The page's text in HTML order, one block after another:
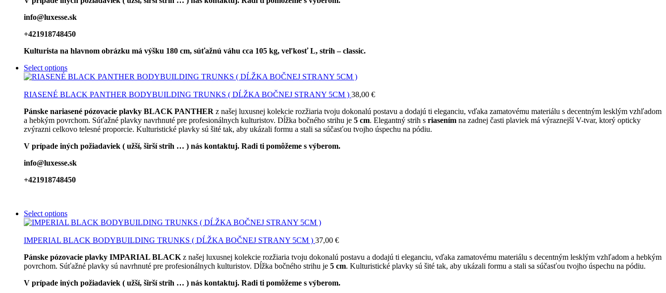
info@luxesse.sk
+421918748450
Kulturista na hlavnom obrázku má výšku 180 cm, súťažnú váhu cca 105 kg, veľkosť L, strih – classic.
Select options
RIASENÉ BLACK PANTHER BODYBUILDING TRUNKS ( DĹŽKA BOČNEJ STRANY 5CM ) 38,00 €
Pánske nariasené pózovacie plavky BLACK PANTHER z našej luxusnej kolekcie rozžiaria tvoju dokonalú postavu a dodajú ti eleganciu, vďaka zamatovému materiálu s decentným lesklým vzhľadom
a hebkým povrchom. Súťažné plavky navrhnuté pre profesionálnych kulturistov. Dĺžka bočného strihu je 5 cm. Elegantný strih s riasením na zadnej časti plaviek má výraznejší V-tvar, ktorý opticky
zvýrazni celkovo telesné proporcie. Kulturistické plavky sú šité tak, aby ukázali formu a stali sa súčasťou tvojho úspechu na pódiu.
V prípade iných požiadaviek ( užší, širší strih … ) nás kontaktuj. Radi ti pomôžeme s výberom.
info@luxesse.sk
+421918748450
Select options
IMPERIAL BLACK BODYBUILDING TRUNKS ( DĹŽKA BOČNEJ STRANY 5CM ) 37,00 €
Pánske pózovacie plavky IMPARIAL BLACK z našej luxusnej kolekcie rozžiaria tvoju dokonalú postavu a dodajú ti eleganciu, vďaka zamatovému materiálu s decentným lesklým vzhľadom a hebkým
povrchom. Súťažné plavky sú navrhnuté pre profesionálnych kulturistov. Dĺžka bočného strihu je 5 cm. Kulturistické plavky sú šité tak, aby ukázali formu a stali sa súčasťou tvojho úspechu na pódiu.
V prípade iných požiadaviek ( užší, širší strih … ) nás kontaktuj. Radi ti pomôžeme s výberom.